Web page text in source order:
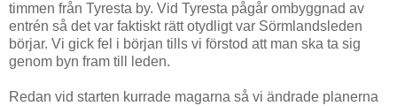
timmen från Tyresta by. Vid Tyresta pågår ombyggnad av
entrén så det var faktiskt rätt otydligt var Sörmlandsleden
börjar. Vi gick fel i början tills vi förstod att man ska ta sig
genom byn fram till leden.
Redan vid starten kurrade magarna så vi ändrade planerna